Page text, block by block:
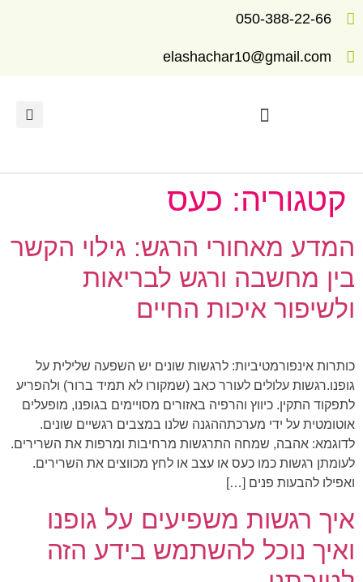
050-388-22-66
elashachar10@gmail.com
קטגוריה: כעס
המדע מאחורי הרגש: גילוי הקשר
בין מחשבה ורגש לבריאות
ולשיפור איכות החיים
כותרות אינפורמטיביות: לרגשות שונים יש השפעה שלילית על
גופנו.רגשות עלולים לעורר כאב (שמקורו לא תמיד ברור) ולהפריע
לתפקוד התקין. כיווץ והרפיה באזורים מסויימים בגופנו, מופעלים
אוטומטית על ידי מערכתההגנה שלנו במצבים רגשיים שונים.
לדוגמא: אהבה, שמחה התרגשות מרחיבות ומרפות את השרירים.
לעומתן רגשות כמו כעס או עצב או לחץ מכווצים את השרירים.
ואפילו להבעות פנים […]
איך רגשות משפיעים על גופנו
ואיך נוכל להשתמש בידע הזה